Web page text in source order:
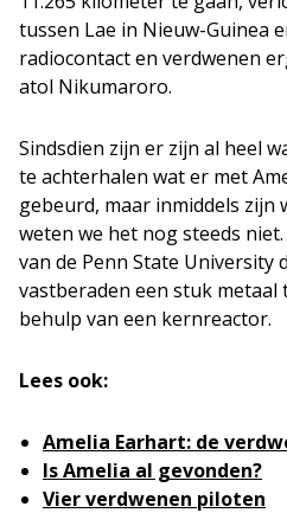
tussen Lae in Nieuw-Guinea
radiocontact en verdwenen
atol Nikumaroro.
Sindsdien zijn er zijn al heel
te achterhalen wat er met
gebeurd, maar inmiddels zijn
weten we het nog steeds
van de Penn State University
vastberaden een stuk metaal
behulp van een kernreactor.
Lees ook:
Amelia Earhart: de
Is Amelia al gevonden?
Vier verdwenen piloten